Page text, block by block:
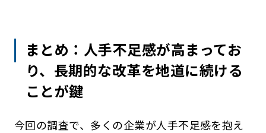
まとめ：人手不足感が高まってお
り、長期的な改革を地道に続ける
ことが鍵
今回の調査で、多くの企業が人手不足感を抱え